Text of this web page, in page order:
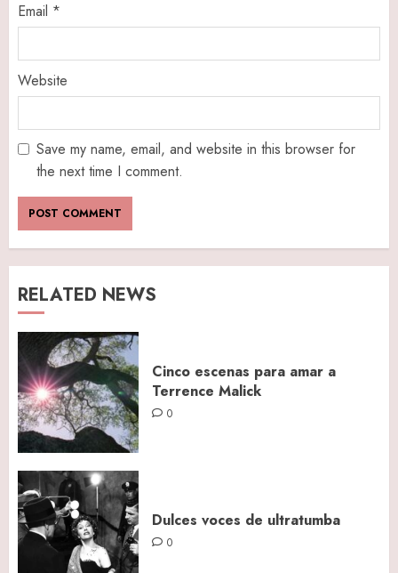
Email *
Website
Save my name, email, and website in this browser for
the next time I comment.
RELATED NEWS
Cinco escenas para amar a
Terrence Malick
0
Dulces voces de ultratumba
0